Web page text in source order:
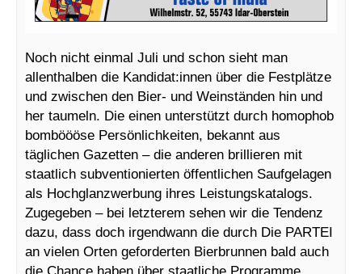
Noch nicht einmal Juli und schon sieht man
allenthalben die Kandidat:innen über die Festplätze
und zwischen den Bier- und Weinständen hin und
her taumeln. Die einen unterstützt durch homophob
bomböööse Persönlichkeiten, bekannt aus
täglichen Gazetten – die anderen brillieren mit
staatlich subventionierten öffentlichen Saufgelagen
als Hochglanzwerbung ihres Leistungskatalogs.
Zugegeben – bei letzterem sehen wir die Tendenz
dazu, dass doch irgendwann die durch Die PARTEI
an vielen Orten geforderten Bierbrunnen bald auch
die Chance haben über staatliche Programme